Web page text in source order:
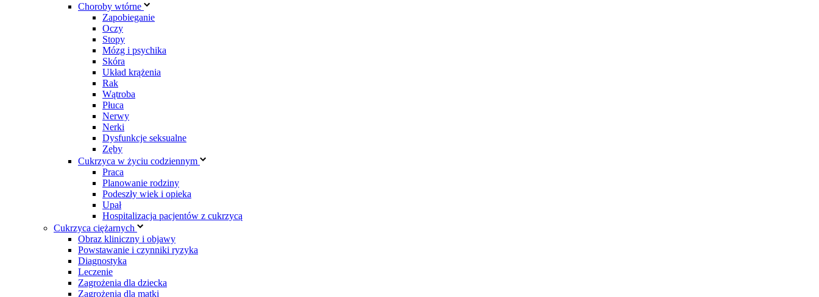
Choroby wtórne
Zapobieganie
Oczy
Stopy
Mózg i psychika
Skóra
Układ krążenia
Rak
Wątroba
Płuca
Nerwy
Nerki
Dysfunkcje seksualne
Zęby
Cukrzyca w życiu codziennym
Praca
Planowanie rodziny
Podeszły wiek i opieka
Upał
Hospitalizacja pacjentów z cukrzycą
Cukrzyca ciężarnych
Obraz kliniczny i objawy
Powstawanie i czynniki ryzyka
Diagnostyka
Leczenie
Zagrożenia dla dziecka
Zagrożenia dla matki